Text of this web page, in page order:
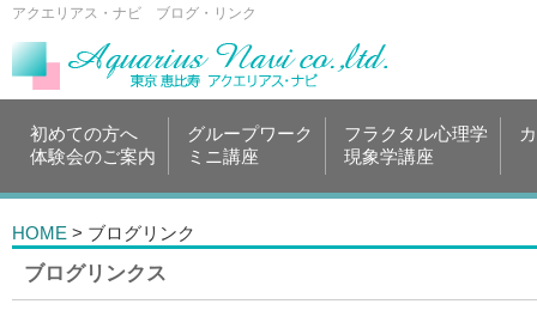
アクエリアス・ナビ ブログ・リンク
初めての方へ
体験会のご案内
グループワーク
ミニ講座
フラクタル心理学
現象学講座
HOME > ブログリンク
ブログリンクス